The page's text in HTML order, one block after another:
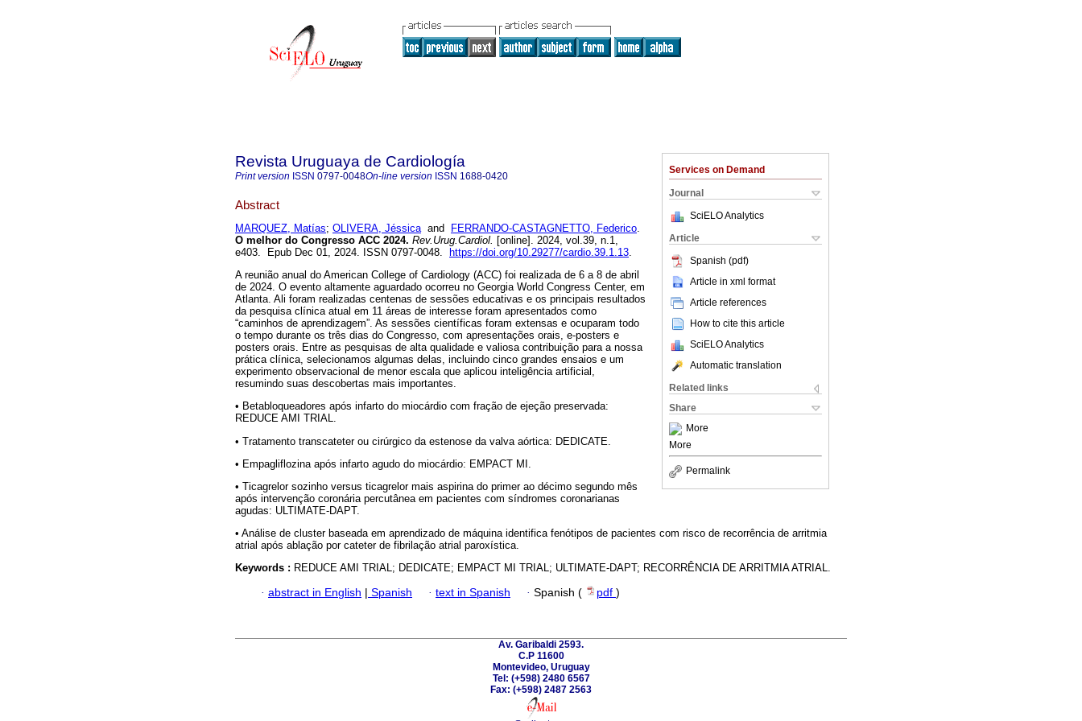
Services on Demand
Journal
SciELO Analytics
Article
Spanish (pdf)
Article in xml format
Article references
How to cite this article
SciELO Analytics
Automatic translation
Related links
Share
More
More
Permalink
Revista Uruguaya de Cardiología
Print version ISSN 0797-0048On-line version ISSN 1688-0420
Abstract
MARQUEZ, Matías; OLIVERA, Jéssicaand FERRANDO-CASTAGNETTO, Federico.
O melhor do Congresso ACC 2024. Rev.Urug.Cardiol. [online]. 2024, vol.39, n.1,
e403. Epub Dec 01, 2024. ISSN 0797-0048.
https://doi.org/10.29277/cardio.39.1.13.
A reunião anual do American College of Cardiology (ACC) foi realizada de 6 a 8 de abril
de 2024. O evento altamente aguardado ocorreu no Georgia World Congress Center, em
Atlanta. Ali foram realizadas centenas de sessões educativas e os principais resultados
da pesquisa clínica atual em 11 áreas de interesse foram apresentados como
“caminhos de aprendizagem”. As sessões científicas foram extensas e ocuparam todo
o tempo durante os três dias do Congresso, com apresentações orais, e-posters e
posters orais. Entre as pesquisas de alta qualidade e valiosa contribuição para a nossa
prática clínica, selecionamos algumas delas, incluindo cinco grandes ensaios e um
experimento observacional de menor escala que aplicou inteligência artificial,
resumindo suas descobertas mais importantes.
• Betabloqueadores após infarto do miocárdio com fração de ejeção preservada:
REDUCE AMI TRIAL.
• Tratamento transcateter ou cirúrgico da estenose da valva aórtica: DEDICATE.
• Empagliflozina após infarto agudo do miocárdio: EMPACT MI.
• Ticagrelor sozinho versus ticagrelor mais aspirina do primer ao décimo segundo mês
após intervenção coronária percutânea em pacientes com síndromes coronarianas
agudas: ULTIMATE-DAPT.
• Análise de cluster baseada em aprendizado de máquina identifica fenótipos de pacientes com risco de recorrência de arritmia
atrial após ablação por cateter de fibrilação atrial paroxística.
Keywords : REDUCE AMI TRIAL; DEDICATE; EMPACT MI TRIAL; ULTIMATE-DAPT; RECORRÊNCIA DE ARRITMIA ATRIAL.
· abstract in English | Spanish · text in Spanish · Spanish ( pdf )
Av. Garibaldi 2593.
C.P 11600
Montevideo, Uruguay
Tel: (+598) 2480 6567
Fax: (+598) 2487 2563